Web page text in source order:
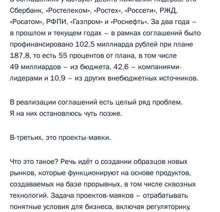
Сбербанк, «Ростелеком», «Ростех», «Россети», РЖД,
«Росатом», РФПИ, «Газпром» и «Роснефть». За два года –
в прошлом и текущем годах – в рамках соглашений было
профинансировано 102,5 миллиарда рублей при плане
187,8, то есть 55 процентов от плана, в том числе
49 миллиардов – из бюджета, 42,6 – компаниями-
лидерами и 10,9 – из других внебюджетных источников.
В реализации соглашений есть целый ряд проблем.
Я на них остановлюсь чуть позже.
В-третьих, это проекты-маяки.
Что это такое? Речь идёт о создании образцов новых
рынков, которые функционируют на основе продуктов,
создаваемых на базе прорывных, в том числе сквозных
технологий. Задача проектов-маяков – отрабатывать
понятные условия для бизнеса, включая регуляторику,